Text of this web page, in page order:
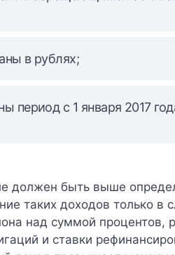
в рублях;
с 1 января 2017
должен быть выше
таких доходов только в
над суммой процентов,
и ставки